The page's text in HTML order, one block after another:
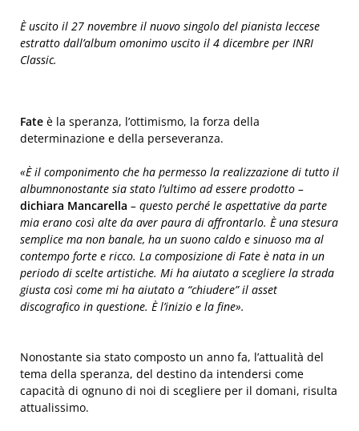
È uscito il 27 novembre il nuovo singolo del pianista leccese
estratto dall’album omonimo uscito il 4 dicembre per INRI
Classic.
Fate è la speranza, l’ottimismo, la forza della
determinazione e della perseveranza.
«È il componimento che ha permesso la realizzazione di tutto il
albumnonostante sia stato l’ultimo ad essere prodotto –
dichiara Mancarella – questo perché le aspettative da parte
mia erano così alte da aver paura di affrontarlo. È una stesura
semplice ma non banale, ha un suono caldo e sinuoso ma al
contempo forte e ricco. La composizione di Fate è nata in un
periodo di scelte artistiche. Mi ha aiutato a scegliere la strada
giusta così come mi ha aiutato a “chiudere” il asset
discografico in questione. È l’inizio e la fine».
Nonostante sia stato composto un anno fa, l’attualità del
tema della speranza, del destino da intendersi come
capacità di ognuno di noi di scegliere per il domani, risulta
attualissimo.